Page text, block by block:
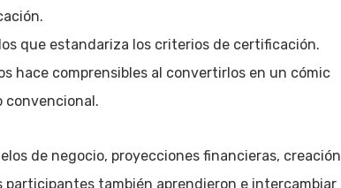
que estandariza los criterios de certificación.
hace comprensibles al convertirlos en un cómic
convencional.
de negocio, proyecciones financieras, creación
participantes también aprendieron e intercambiar